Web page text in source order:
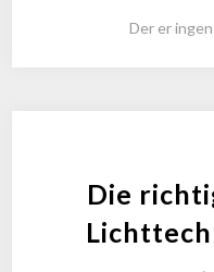
Der er
Die